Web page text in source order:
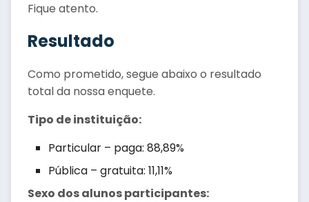
Fique atento.
Resultado
Como prometido, segue abaixo o resultado
total da nossa enquete.
Tipo de instituição:
Particular – paga: 88,89%
Pública – gratuita: 11,11%
Sexo dos alunos participantes: